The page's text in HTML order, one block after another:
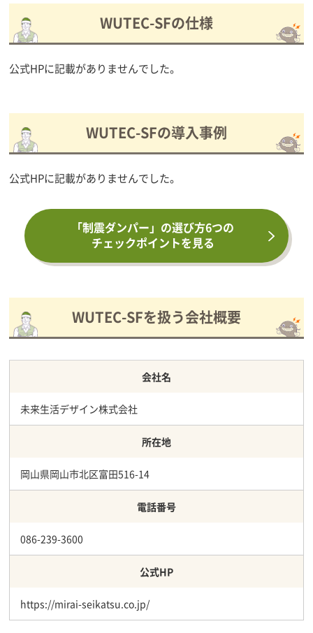
WUTEC-SFの仕様
公式HPに記載がありませんでした。
WUTEC-SFの導入事例
公式HPに記載がありませんでした。
「制震ダンパー」の選び方6つの
チェックポイントを見る
WUTEC-SFを扱う会社概要
会社名
未来生活デザイン株式会社
所在地
岡山県岡山市北区富田516-14
電話番号
086-239-3600
公式HP
https://mirai-seikatsu.co.jp/